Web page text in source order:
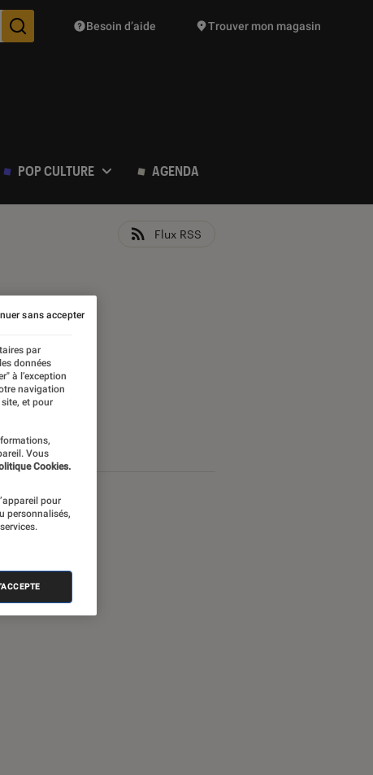
Des suggestions de produits vont vous être proposées
Besoin d’aide Trouver mon magasin
POP CULTURE AGENDA
Flux RSS
par
données
à l’exception
navigation
et pour
Vous
Cookies.
pour
personnalisés,
sans accepter